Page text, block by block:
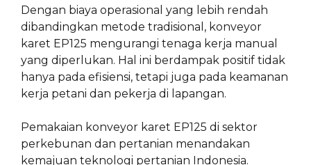
Dengan biaya operasional yang lebih rendah
dibandingkan metode tradisional, konveyor
karet EP125 mengurangi tenaga kerja manual
yang diperlukan. Hal ini berdampak positif tidak
hanya pada efisiensi, tetapi juga pada keamanan
kerja petani dan pekerja di lapangan.
Pemakaian konveyor karet EP125 di sektor
perkebunan dan pertanian menandakan
kemajuan teknologi pertanian Indonesia.